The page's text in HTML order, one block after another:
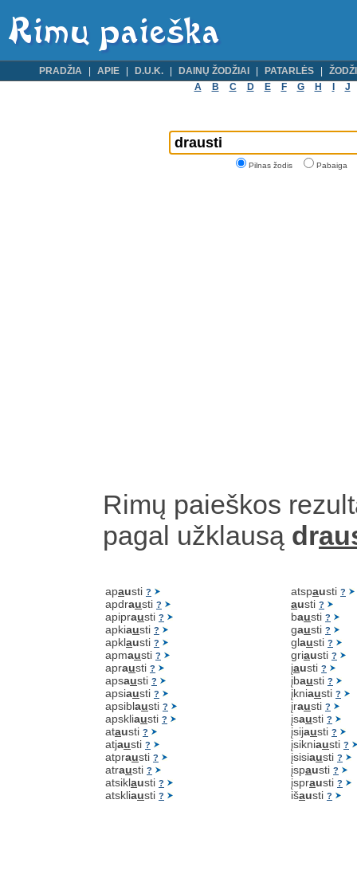
PRADŽIA APIE D.U.K. DAINŲ ŽODŽIAI PATARLĖS
A
B C D E F G H J
Pilnas žodis Pabaiga
Rimų paieškos
pagal užklausą dr
apausti ?
apdrausti ?
apiprausti ?
apkiausti ?
apklausti ?
apmausti ?
aprausti ?
apsausti ?
apsiausti ?
apsiblausti ?
apskliausti ?
atausti ?
atjausti ?
atprausti ?
atrausti ?
atsiklausti ?
atskliausti ?
atspausti ?
austi ?
bausti ?
gausti ?
glausti ?
griausti ?
įausti ?
įbausti ?
įkniausti ?
įrausti ?
įsausti ?
įsijausti ?
įsikniausti ?
įsisiausti ?
įspausti ?
įsprausti ?
išausti ?